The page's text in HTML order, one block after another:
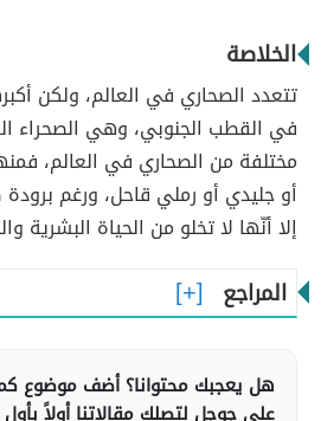
الخلاصة
تتعدد الصحاري في العالم، ولكن
في القطب الجنوبي، وهي الصحراء
مختلفة من الصحاري في العالم،
أو جليدي أو رملي قاحل، ورغم برودة
إلا أنّها لا تخلو من الحياة البشرية
المراجع
هل يعجبك محتوانا؟ أضف موضوع
على جوجل لتصلك مقالاتنا أولاً